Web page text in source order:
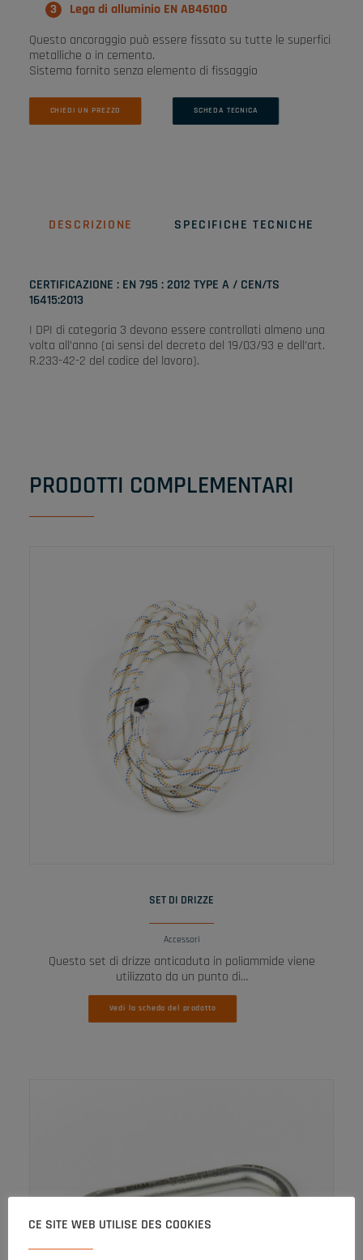
Lega di alluminio EN AB46100
Questo ancoraggio può essere fissato su tutte le superfici
metalliche o in cemento.
Sistema fornito senza elemento di fissaggio
CHIEDI UN PREZZO SCHEDA TECNICA
DESCRIZIONE SPECIFICHE TECNICHE
CERTIFICAZIONE : EN 795 : 2012 TYPE A / CEN/TS
16415:2013
I DPI di categoria 3 devono essere controllati almeno una
volta all’anno (ai sensi del decreto del 19/03/93 e dell’art.
R.233-42-2 del codice del lavoro).
PRODOTTI COMPLEMENTARI
SET DI DRIZZE
Accessori
Questo set di drizze anticaduta in poliammide viene
utilizzato da un punto di…
Vedi la scheda del prodotto
CE SITE WEB UTILISE DES COOKIES